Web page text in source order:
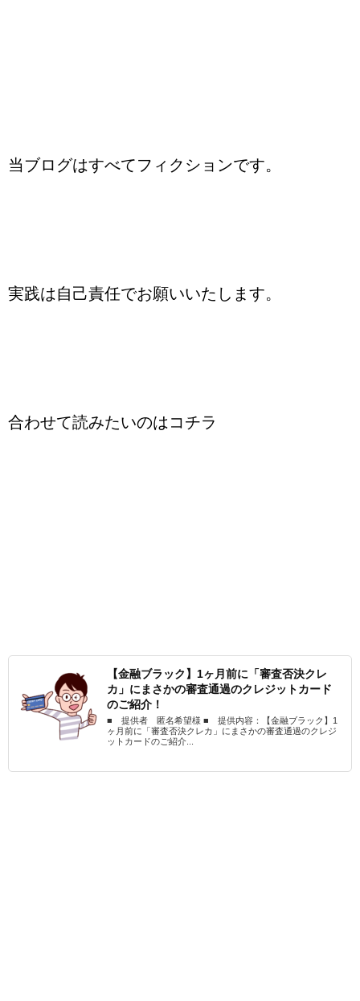
当ブログはすべてフィクションです。
実践は自己責任でお願いいたします。
合わせて読みたいのはコチラ
【金融ブラック】1ヶ月前に「審査否決クレ
カ」にまさかの審査通過のクレジットカード
のご紹介！
■ 提供者 匿名希望様 ■ 提供内容：【金融ブラック】1
ヶ月前に「審査否決クレカ」にまさかの審査通過のクレジ
ットカードのご紹介...